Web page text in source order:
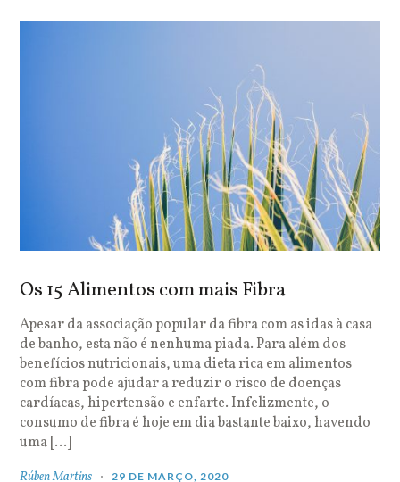
Os 15 Alimentos com mais Fibra
Apesar da associação popular da fibra com as idas à casa
de banho, esta não é nenhuma piada. Para além dos
benefícios nutricionais, uma dieta rica em alimentos
com fibra pode ajudar a reduzir o risco de doenças
cardíacas, hipertensão e enfarte. Infelizmente, o
consumo de fibra é hoje em dia bastante baixo, havendo
uma […]
Rúben Martins 29 DE MARÇO, 2020